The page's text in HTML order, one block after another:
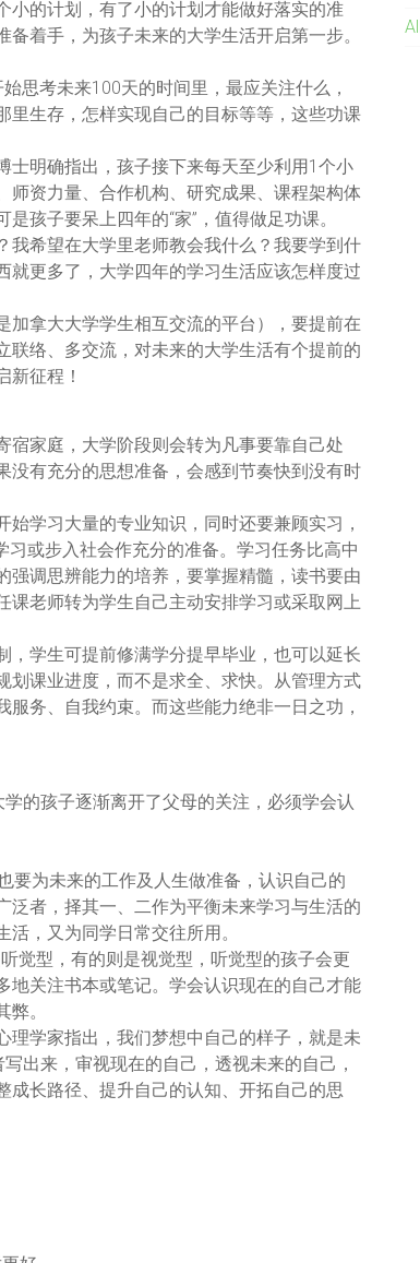
小的计划，有了小的计划才能做好落实的准
着手，为孩子未来的大学生活开启第一步。
思考未来100天的时间里，最应关注什么，
里生存，怎样实现自己的目标等等，这些功课
士明确指出，孩子接下来每天至少利用1个小
师资力量、合作机构、研究成果、课程架构体
孩子要呆上四年的“家”，值得做足功课。
我希望在大学里老师教会我什么？我要学到什
更多了，大学四年的学习生活应该怎样度过
拿大大学学生相互交流的平台），要提前在
联络、多交流，对未来的大学生活有个提前的
新征程！
宿家庭，大学阶段则会转为凡事要靠自己处
没有充分的思想准备，会感到节奏快到没有时
学习大量的专业知识，同时还要兼顾实习，
或步入社会作充分的准备。学习任务比高中
强调思辨能力的培养，要掌握精髓，读书要由
课老师转为学生自己主动安排学习或采取网上
学生可提前修满学分提早毕业，也可以延长
划课业进度，而不是求全、求快。从管理方式
务、自我约束。而这些能力绝非一日之功，
的孩子逐渐离开了父母的关注，必须学会认
为未来的工作及人生做准备，认识自己的
泛者，择其一、二作为平衡未来学习与生活的
，又为同学日常交往所用。
觉型，有的则是视觉型，听觉型的孩子会更
地关注书本或笔记。学会认识现在的自己才能
。
学家指出，我们梦想中自己的样子，就是未
出来，审视现在的自己，透视未来的自己，
成长路径、提升自己的认知、开拓自己的思
All